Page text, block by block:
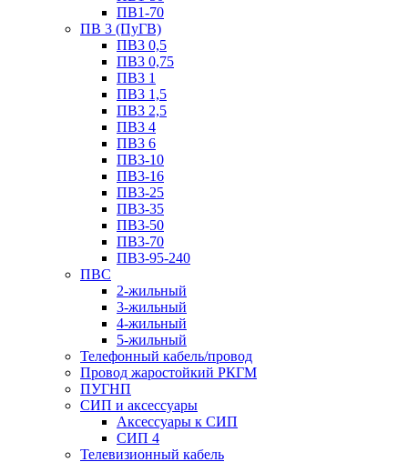
ПВ1-70
ПВ 3 (ПуГВ)
ПВ3 0,5
ПВ3 0,75
ПВ3 1
ПВ3 1,5
ПВ3 2,5
ПВ3 4
ПВ3 6
ПВ3-10
ПВ3-16
ПВ3-25
ПВ3-35
ПВ3-50
ПВ3-70
ПВ3-95-240
ПВС
2-жильный
3-жильный
4-жильный
5-жильный
Телефонный кабель/провод
Провод жаростойкий РКГМ
ПУГНП
СИП и аксессуары
Аксессуары к СИП
СИП 4
Телевизионный кабель